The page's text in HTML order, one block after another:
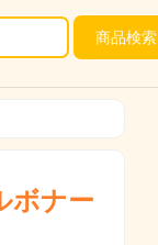
商品検索
ボナー